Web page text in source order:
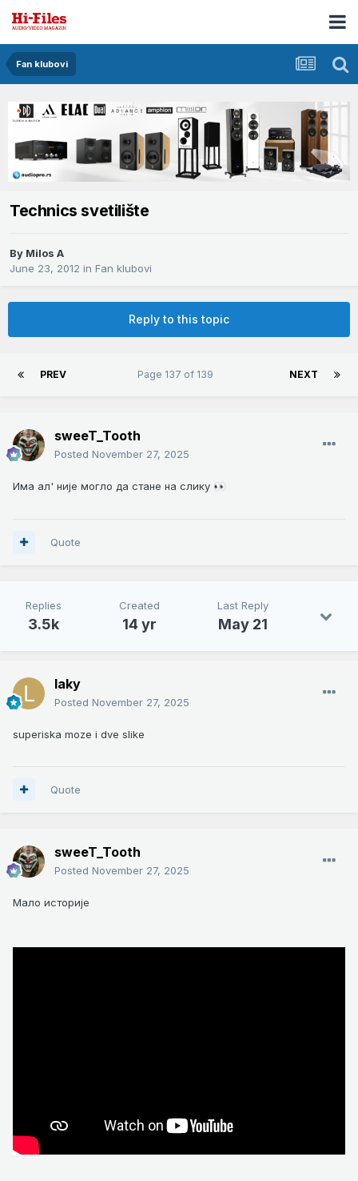
Fan klubovi
Technics svetilište
By Milos A
June 23, 2012 in Fan klubovi
Reply to this topic
PREV NEXT
Page 137 of 139
sweeT_Tooth
Posted November 27, 2025
Има ал' није могло да стане на слику 👀
Quote
Replies
3.5k
Created
14 yr
Last Reply
May 21
laky
Posted November 27, 2025
superiska moze i dve slike
Quote
sweeT_Tooth
Posted November 27, 2025
Мало историје